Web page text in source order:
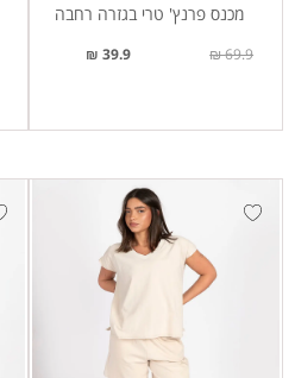
מכנס פרנץ' טרי בגזרה רחבה
39.9 ₪ 69.9 ₪